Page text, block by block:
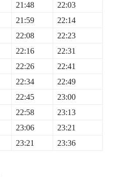
21:48
22:03
21:59
22:14
22:08
22:23
22:16
22:31
22:26
22:41
22:34
22:49
22:45
23:00
22:58
23:13
23:06
23:21
23:21 23:36